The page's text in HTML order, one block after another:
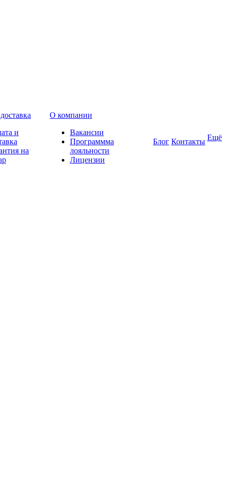
и
на
О компании
Вакансии
Программма
лояльности
Лицензии
Блог Контакты Ещё